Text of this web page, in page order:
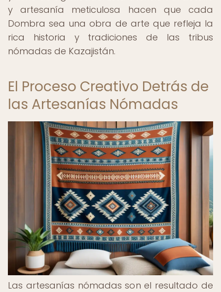
y artesanía meticulosa hacen que cada
Dombra sea una obra de arte que refleja la
rica historia y tradiciones de las tribus
nómadas de Kazajistán.
El Proceso Creativo Detrás de
las Artesanías Nómadas
Las artesanías nómadas son el resultado de